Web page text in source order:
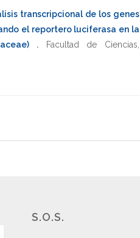
transcripcional de los genes
el reportero luciferasa en la
. Facultad de Ciencias
S.O.S.